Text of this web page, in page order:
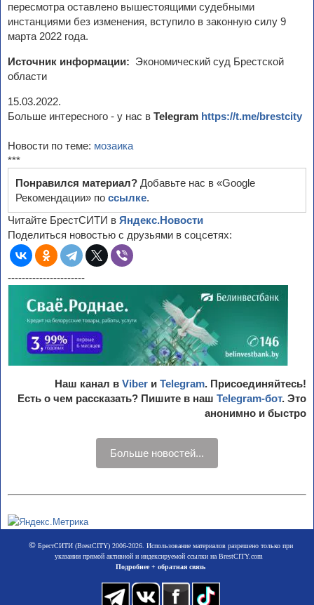
пересмотра оставлено вышестоящими судебными
инстанциями без изменения, вступило в законную силу 9
марта 2022 года.
Источник информации: Экономический суд Брестской
области
15.03.2022.
Больше интересного - у нас в Telegram https://t.me/brestcity
Новости по теме: мозаика
***
Понравился материал? Добавьте нас в «Google
Рекомендации» по ссылке.
Читайте БрестСИТИ в Яндекс.Новости
Поделиться новостью с друзьями в соцсетях:
----------------------
Наш канал в Viber и Telegram. Присоединяйтесь!
Есть о чем рассказать? Пишите в наш Telegram-бот. Это
анонимно и быстро
Больше новостей...
©БрестСИТИ (BrestCITY) 2006-2026. Использование материалов разрешено только при
указании прямой активной и индексируемой ссылки на BrestCITY.com
Подробнее + обратная связь